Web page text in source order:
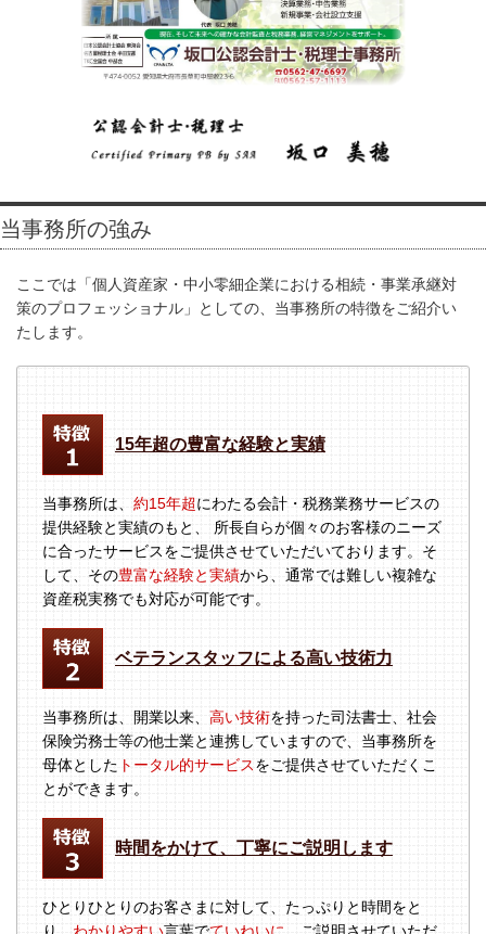
当事務所の強み
ここでは「個人資産家・中小零細企業における相続・事業承継対
策のプロフェッショナル」としての、当事務所の特徴をご紹介い
たします。
15年超の豊富な経験と実績
当事務所は、 約15年超にわたる会計・税務業務サービスの
提供経験と実績のもと、 所長自らが個々のお客様のニーズ
に合ったサービスをご提供させていただいております。そ
して、その豊富な経験と実績から、通常では難しい複雑な
資産税実務でも対応が可能です。
ベテランスタッフによる高い技術力
当事務所は、開業以来、 高い技術を持った司法書士、社会
保険労務士等の他士業と連携していますので、当事務所を
母体とした トータル的サービスをご提供させていただくこ
とができます。
時間をかけて、丁寧にご説明します
ひとりひとりのお客さまに対して、たっぷりと時間をと
り、 わかりやすい言葉でていねいに
ご説明させていただ